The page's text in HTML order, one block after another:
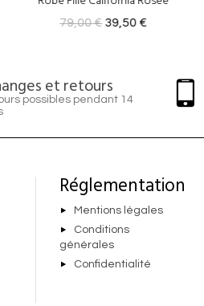
85,00 € 42,50 €
et retours
possibles pendant 14
Réglementation
Mentions légales
Conditions
générales
Confidentialité